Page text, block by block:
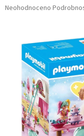
Průměrné
hvězdiček.
Neohodnoceno